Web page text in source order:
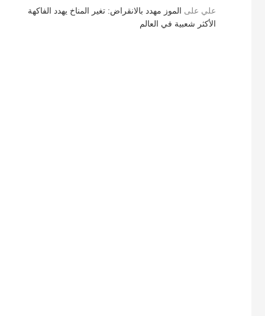
علي على الموز مهدد بالانقراض: تغير المناخ يهدد الفاكهة
الأكثر شعبية في العالم